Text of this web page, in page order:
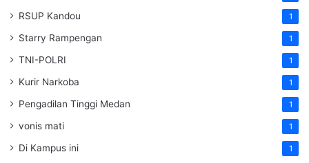
RSUP Kandou 1
Starry Rampengan 1
TNI-POLRI 1
Kurir Narkoba 1
Pengadilan Tinggi Medan 1
vonis mati 1
Di Kampus ini 1